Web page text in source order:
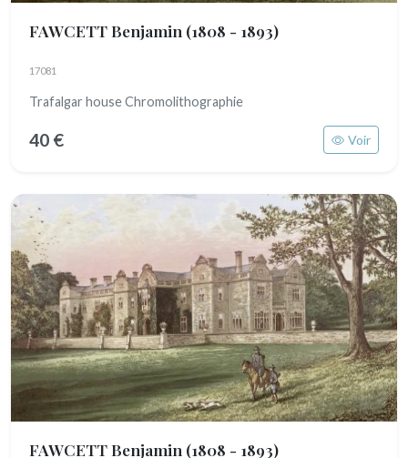
FAWCETT Benjamin (1808 - 1893)
17081
Trafalgar house Chromolithographie
40 € Voir
FAWCETT Benjamin (1808 - 1893)